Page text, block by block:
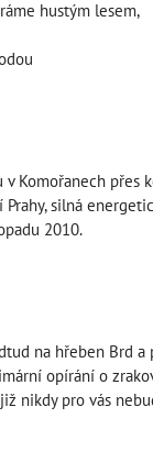
hustým lesem,
Komořanech přes
silná
2010.
na hřeben Brd
opírání o
nikdy pro vás